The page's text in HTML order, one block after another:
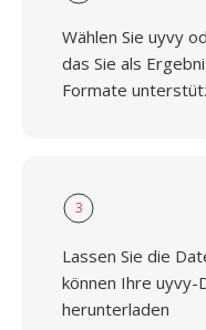
Wählen Sie uyvy
das Sie als
Formate
3
Lassen Sie die
können Ihre uyvy-
herunterladen